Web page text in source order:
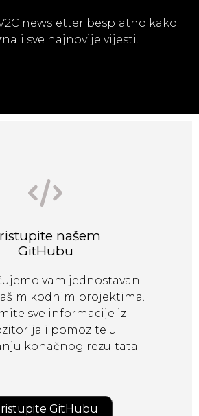
newsletter besplatno kako
sve najnovije vijesti.
našem
GitHubu
vam jednostavan
kodnim projektima.
sve informacije iz
i pomozite u
konačnog rezultata.
GitHubu